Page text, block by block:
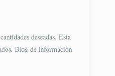
deseadas. Esta
Blog de información